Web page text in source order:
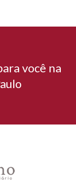
você na